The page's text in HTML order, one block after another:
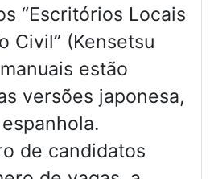
“Escritórios Locais
Civil” (Kensetsu
estão
versões japonesa,
de candidatos